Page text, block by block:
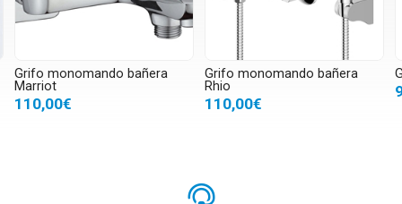
Grifo monomando bañera
Marriot
110,00€
Grifo monomando bañera
Rhio
110,00€